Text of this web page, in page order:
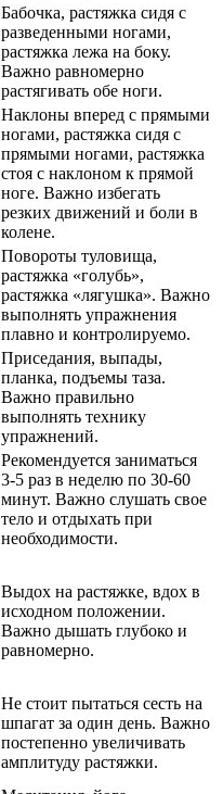
Бабочка, растяжка сидя с
разведенными ногами,
растяжка лежа на боку.
Важно равномерно
растягивать обе ноги.
Наклоны вперед с прямыми
ногами, растяжка сидя с
прямыми ногами, растяжка
стоя с наклоном к прямой
ноге. Важно избегать
резких движений и боли в
колене.
Повороты туловища,
растяжка «голубь»,
растяжка «лягушка». Важно
выполнять упражнения
плавно и контролируемо.
Приседания, выпады,
планка, подъемы таза.
Важно правильно
выполнять технику
упражнений.
Рекомендуется заниматься
3-5 раз в неделю по 30-60
минут. Важно слушать свое
тело и отдыхать при
необходимости.
Выдох на растяжке, вдох в
исходном положении.
Важно дышать глубоко и
равномерно.
Не стоит пытаться сесть на
шпагат за один день. Важно
постепенно увеличивать
амплитуду растяжки.